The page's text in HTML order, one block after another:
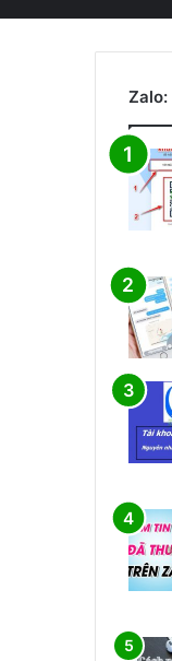
Zalo: